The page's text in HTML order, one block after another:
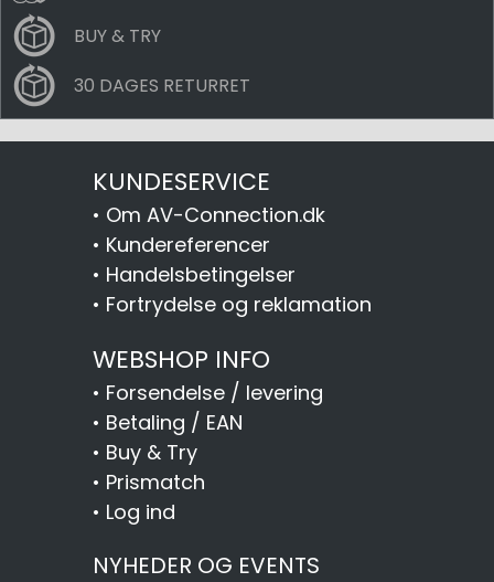
BUY & TRY
30 DAGES RETURRET
KUNDESERVICE
• Om AV-Connection.dk
• Kundereferencer
• Handelsbetingelser
• Fortrydelse og reklamation
WEBSHOP INFO
• Forsendelse / levering
• Betaling / EAN
• Buy & Try
• Prismatch
• Log ind
NYHEDER OG EVENTS